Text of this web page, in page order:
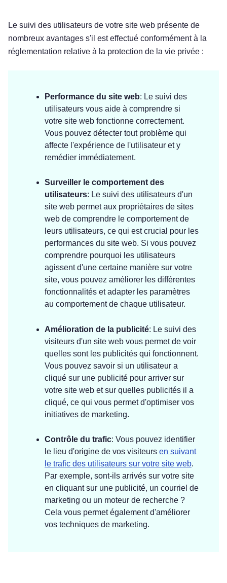
Le suivi des utilisateurs de votre site web présente de
nombreux avantages s'il est effectué conformément à la
réglementation relative à la protection de la vie privée :
Performance du site web: Le suivi des
utilisateurs vous aide à comprendre si
votre site web fonctionne correctement.
Vous pouvez détecter tout problème qui
affecte l'expérience de l'utilisateur et y
remédier immédiatement.
Surveiller le comportement des
utilisateurs: Le suivi des utilisateurs d'un
site web permet aux propriétaires de sites
web de comprendre le comportement de
leurs utilisateurs, ce qui est crucial pour les
performances du site web. Si vous pouvez
comprendre pourquoi les utilisateurs
agissent d'une certaine manière sur votre
site, vous pouvez améliorer les différentes
fonctionnalités et adapter les paramètres
au comportement de chaque utilisateur.
Amélioration de la publicité: Le suivi des
visiteurs d'un site web vous permet de voir
quelles sont les publicités qui fonctionnent.
Vous pouvez savoir si un utilisateur a
cliqué sur une publicité pour arriver sur
votre site web et sur quelles publicités il a
cliqué, ce qui vous permet d'optimiser vos
initiatives de marketing.
Contrôle du trafic: Vous pouvez identifier
le lieu d'origine de vos visiteurs en suivant
le trafic des utilisateurs sur votre site web.
Par exemple, sont-ils arrivés sur votre site
en cliquant sur une publicité, un courriel de
marketing ou un moteur de recherche ?
Cela vous permet également d'améliorer
vos techniques de marketing.